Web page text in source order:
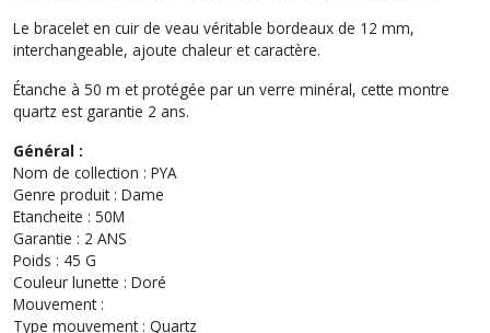
Le bracelet en cuir de veau véritable bordeaux de 12 mm,
interchangeable, ajoute chaleur et caractère.
Étanche à 50 m et protégée par un verre minéral, cette montre
quartz est garantie 2 ans.
Général :
Nom de collection : PYA
Genre produit : Dame
Etancheite : 50M
Garantie : 2 ANS
Poids : 45 G
Couleur lunette : Doré
Mouvement :
Type mouvement : Quartz